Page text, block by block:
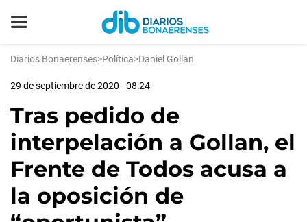
Diarios Bonaerenses>Política>Daniel Gollan
29 de septiembre de 2020 - 08:24
Tras pedido de
interpelación a Gollan, el
Frente de Todos acusa a
la oposición de